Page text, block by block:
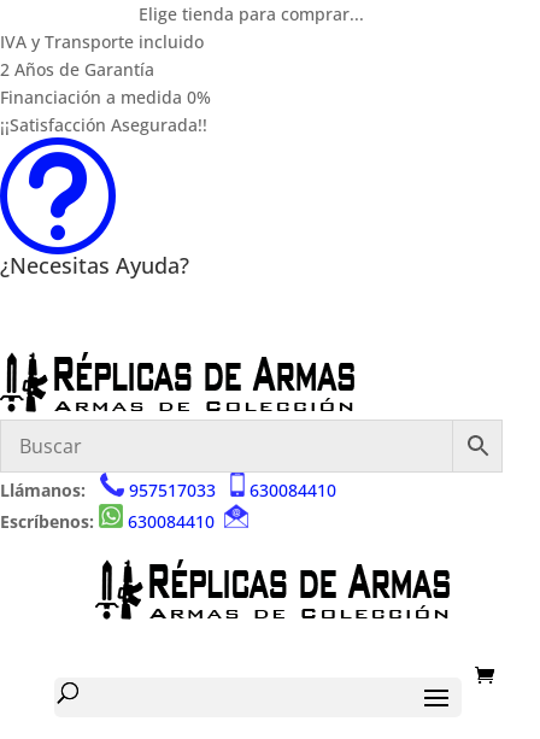
Elige tienda para comprar...
IVA y Transporte incluido
2 Años de Garantía
Financiación a medida 0%
¡¡Satisfacción Asegurada!!
t
¿Necesitas Ayuda?
Llámanos: 957517033
630084410
Escríbenos:
630084410